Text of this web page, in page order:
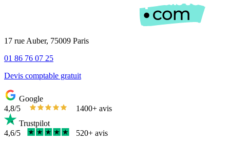
17 rue Auber, 75009 Paris
01 86 76 07 25
Devis comptable gratuit
Google
4,8/5
1400+ avis
Trustpilot
4,6/5
520+ avis